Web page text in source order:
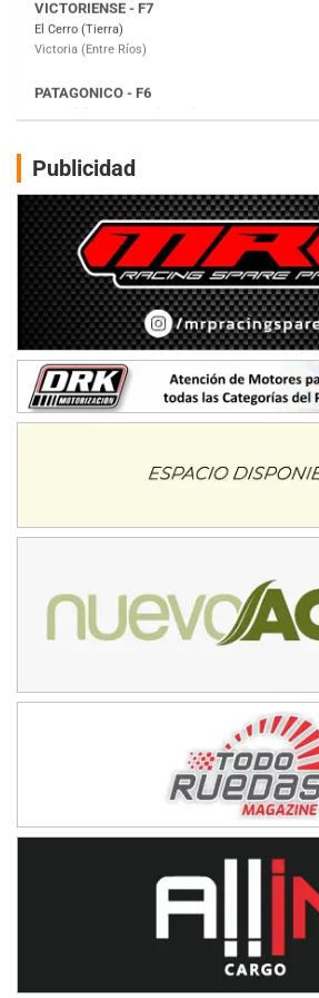
Moto Club Reginense (Tierra)
Gral. E. Godoy (Río Negro)
Juventud Unida (Tierra)
NORESTE SANTAFESINO - F6
Ciudad de Avellaneda (Asfalto)
Avellaneda (Santa Fe)
SUR SANTAFESINO - F4
José Samuel Sánchez (Tierra)
Rufino (Santa Fe)
TUCUMANO - F5
Juan Navarro (Asfalto)
El Timbó (Tucumán)
COBERTURA ESPECIAL DE E-KART.COM.AR
IAME SERIES ARGENTINA 6
Trenque Lauquen (Buenos Aires)
ENTRERRIANO - F6 (POSTERGADA)
Moto Club Reginense (Tierra)
Publicidad